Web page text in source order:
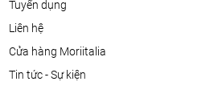
Tuyển dụng
Liên hệ
Cửa hàng Moriitalia
Tin tức - Sự kiện